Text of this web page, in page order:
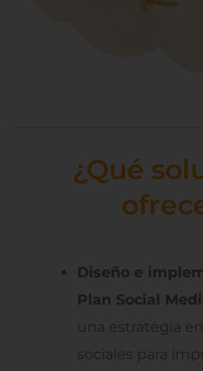
¿Qué
Diseño e
Plan Social
una estrategia
sociales para